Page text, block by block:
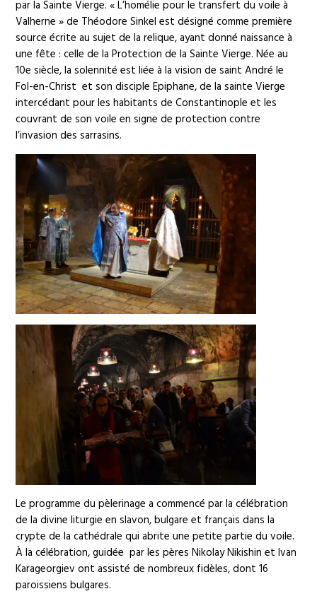
par la Sainte Vierge. « L’homélie pour le transfert du voile à
Valherne » de Théodore Sinkel est désigné comme première
source écrite au sujet de la relique, ayant donné naissance à
une fête : celle de la Protection de la Sainte Vierge. Née au
10e siècle, la solennité est liée à la vision de saint André le
Fol-en-Christ et son disciple Epiphane, de la sainte Vierge
intercédant pour les habitants de Constantinople et les
couvrant de son voile en signe de protection contre
l’invasion des sarrasins.
Le programme du pèlerinage a commencé par la célébration
de la divine liturgie en slavon, bulgare et français dans la
crypte de la cathédrale qui abrite une petite partie du voile.
À la célébration, guidée par les pères Nikolay Nikishin et Ivan
Karageorgiev ont assisté de nombreux fidèles, dont 16
paroissiens bulgares.